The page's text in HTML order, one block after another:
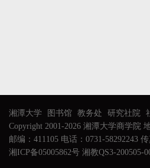
湘潭大学 图书馆 教务处 研究社院
Copyright 2001-2026 湘潭大学商学院
邮编：411105 电话：0731-58292243
湘ICP备05005862号 湘教QS3-200505-